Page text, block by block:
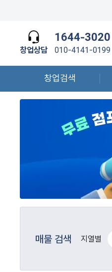
창업상담
1644-3020
010-4141-0199
창업검색
매물 검색 지열별